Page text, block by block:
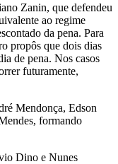
Zanin, que defendeu
ao regime
da pena. Para
propôs que dois dias
de pena. Nos casos
futuramente,
Mendonça, Edson
formando
Dino e Nunes